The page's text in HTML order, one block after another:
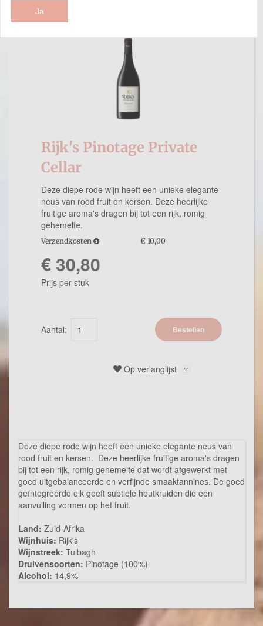
Rijk's Pinotage Private
Cellar
Deze diepe rode wijn heeft een unieke elegante
neus van rood fruit en kersen. Deze heerlijke
fruitige aroma's dragen bij tot een rijk, romig
gehemelte.
Verzendkosten € 10,00
€ 30,80
Prijs per stuk
Aantal: Bestellen
Op verlanglijst
Deze diepe rode wijn heeft een unieke elegante neus van
rood fruit en kersen. Deze heerlijke fruitige aroma's dragen
bij tot een rijk, romig gehemelte dat wordt afgewerkt met
goed uitgebalanceerde en verfijnde smaaktannines. De goed
geïntegreerde eik geeft subtiele houtkruiden die een
aanvulling vormen op het fruit.
Land: Zuid-Afrika
Wijnhuis: Rijk's
Wijnstreek: Tulbagh
Druivensoorten: Pinotage (100%)
Alcohol: 14,9%
Ja